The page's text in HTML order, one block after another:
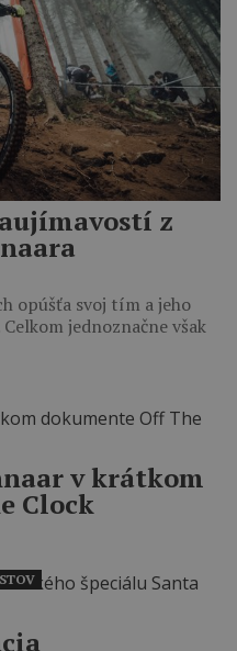
z
opúšťa svoj tím a jeho
jednoznačne však
v krátkom
Clock